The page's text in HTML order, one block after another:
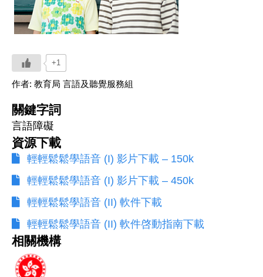
+1
作者: 教育局 言語及聽覺服務組
關鍵字詞
言語障礙
資源下載
輕輕鬆鬆學語音 (I) 影片下載 – 150k
輕輕鬆鬆學語音 (I) 影片下載 – 450k
輕輕鬆鬆學語音 (II) 軟件下載
輕輕鬆鬆學語音 (II) 軟件啓動指南下載
相關機構